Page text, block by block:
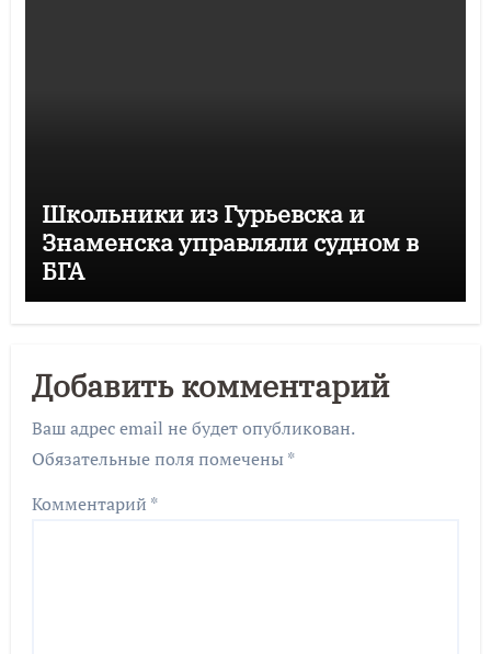
Школьники из Гурьевска и
Знаменска управляли судном в
БГА
Добавить комментарий
Ваш адрес email не будет опубликован.
Обязательные поля помечены *
Комментарий *